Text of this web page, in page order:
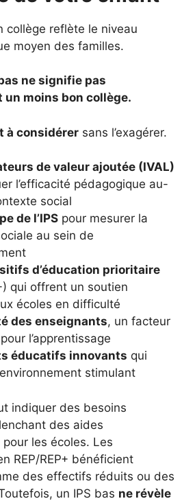
collège reflète le niveau
moyen des familles.
ne signifie pas
un moins bon collège.
à considérer sans l’exagérer.
de valeur ajoutée (IVAL)
l’efficacité pédagogique au-
social
de l’IPS pour mesurer la
au sein de
d’éducation prioritaire
qui offrent un soutien
écoles en difficulté
des enseignants, un facteur
l’apprentissage
éducatifs innovants qui
stimulant
indiquer des besoins
des aides
les écoles. Les
REP/REP+ bénéficient
des effectifs réduits ou des
un IPS bas ne révèle